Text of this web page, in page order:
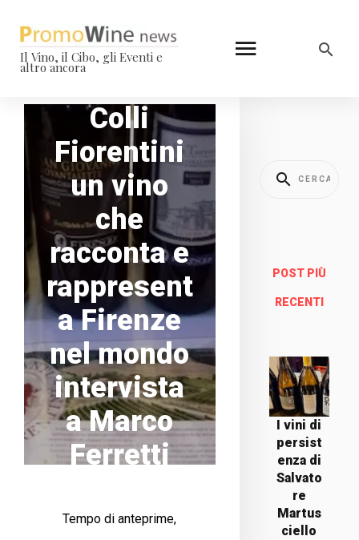
Il Vino, il Cibo, gli Eventi e
altro ancora
Colli
Fiorentini
un vino
che
racconta e
rappresent
a Firenze
nel mondo
intervista
a Marco
Ferretti
PERSONAGGI
Tempo di anteprime,
POST PIÙ
RECENTI
I vini di
persist
enza di
Salvato
re
Martus
ciello